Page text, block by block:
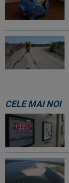
CELE MAI NOI